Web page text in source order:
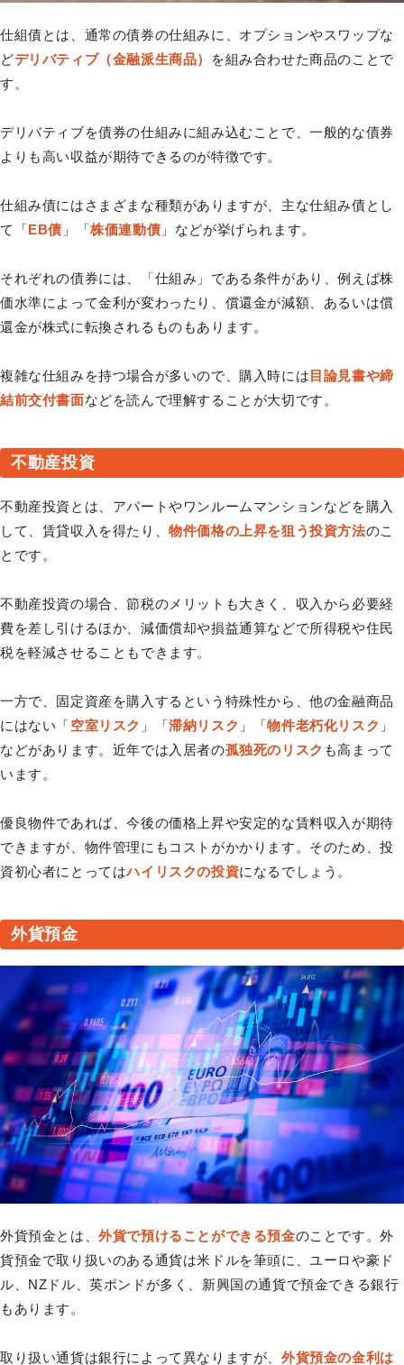
仕組債とは、通常の債券の仕組みに、オプションやスワップな
どデリバティブ（金融派生商品）
を組み合わせた商品のことで
す。
デリバティブを債券の仕組みに組み込むことで、一般的な債券
よりも高い収益が期待できるのが特徴です。
仕組み債にはさまざまな種類がありますが、主な仕組み債とし
て「EB債 」「株価連動債」などが挙げられます。
それぞれの債券には、「仕組み」である条件があり、例えば株
価水準によって金利が変わったり、償還金が減額、あるいは償
還金が株式に転換されるものもあります。
複雑な仕組みを持つ場合が多いので、購入時には 目論見書や締
結前交付書面などを読んで理解することが大切です。
不動産投資
不動産投資とは、アパートやワンルームマンションなどを購入
して、賃貸収入を得たり、物件価格の上昇を狙う投資方法のこ
とです。
不動産投資の場合、節税のメリットも大きく、収入から必要経
費を差し引けるほか、減価償却や損益通算などで所得税や住民
税を軽減させることもできます。
一方で、固定資産を購入するという特殊性から、他の金融商品
にはない「空室リスク 」「滞納リスク 」「物件老朽化リスク 」
などがあります。近年では入居者の孤独死のリスク も高まって
います。
優良物件であれば、今後の価格上昇や安定的な賃料収入が期待
できますが、物件管理にもコストがかかります。そのため、投
資初心者にとってはハイリスクの投資になるでしょう。
外貨預金
外貨預金とは、外貨で預けることができる預金のことです。外
貨預金で取り扱いのある通貨は米ドルを筆頭に、ユーロや豪ド
ル、NZドル、英ポンドが多く、新興国の通貨で預金できる銀行
もあります。
取り扱い通貨は銀行によって異なりますが、外貨預金の金利は